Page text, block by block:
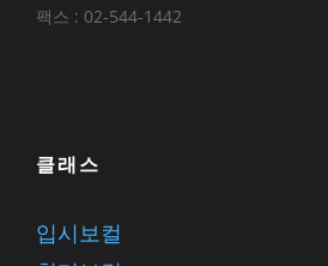
팩스 : 02-544-1442
클래스
입시보컬